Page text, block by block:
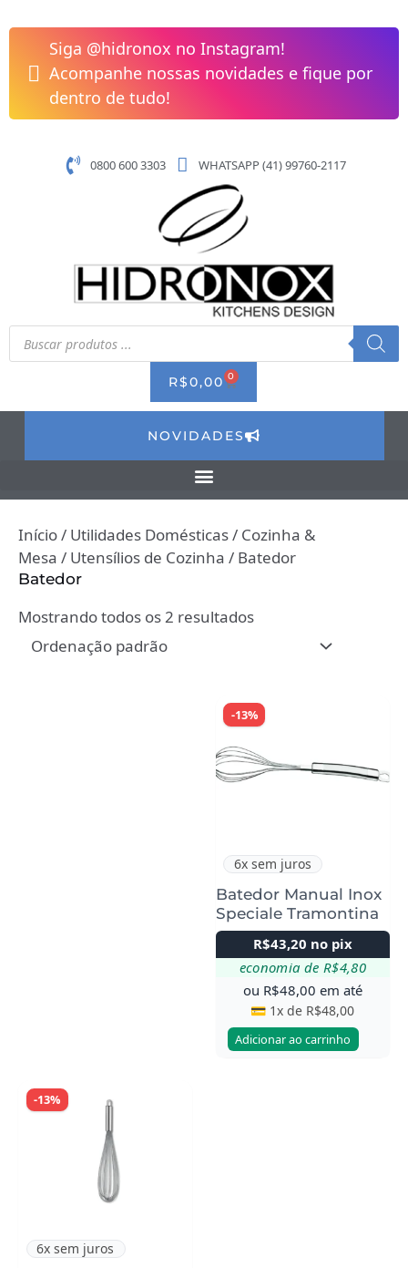
para
conteúdo
Siga @hidronox no Instagram!
Acompanhe nossas novidades e fique por
dentro de tudo!
0800 600 3303 WHATSAPP (41) 99760-2117
Pesquisar
produtos
R$0,00 0 CART
NOVIDADES
Início/ Utilidades Domésticas/ Cozinha &
Mesa / Utensílios de Cozinha / Batedor
Batedor
Mostrando todos os 2 resultados
-13%
6x sem juros
Batedor Manual Inox
Speciale Tramontina
R$43,20 no pix
economia de R$4,80
ou R$48,00 em até
💳 1x de R$48,00
Adicionar ao carrinho
-13%
6x sem juros